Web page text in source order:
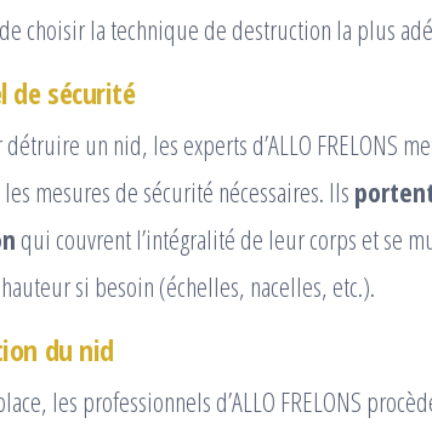
choisir la technique de destruction la plus
de sécurité
un nid, les experts d’ALLO FRELONS
mesures de sécurité nécessaires. Ils
qui couvrent l’intégralité de leur corps et se
si besoin (échelles, nacelles, etc.).
du nid
les professionnels d’ALLO FRELONS